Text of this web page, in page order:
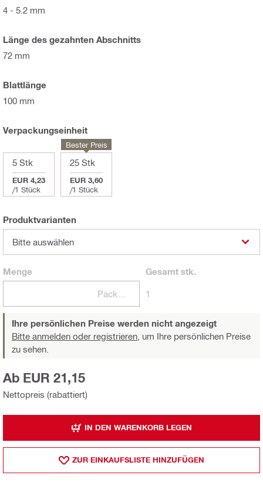
4 - 5.2 mm
Länge des gezahnten Abschnitts
72 mm
Blattlänge
100 mm
Verpackungseinheit
5 Stk
EUR 4,23
/1 Stück
25 Stk
EUR 3,60
/1 Stück
Bester Preis
Produktvarianten
Bitte auswählen
Menge Gesamtstk.
1
Ihre persönlichen Preise werden nicht angezeigt
Bitte anmelden oder registrieren, um Ihre persönlichen Preise
zu sehen.
Nettopreis (rabattiert)
Ab EUR 21,15
IN DEN WARENKORB LEGEN
ZUR EINKAUFSLISTE HINZUFÜGEN